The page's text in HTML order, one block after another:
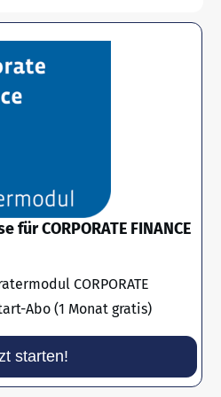
CORPORATE FINANCE
CORPORATE
Abo (1 Monat gratis)
starten!